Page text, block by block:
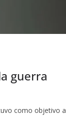
guerra
como objetivo a